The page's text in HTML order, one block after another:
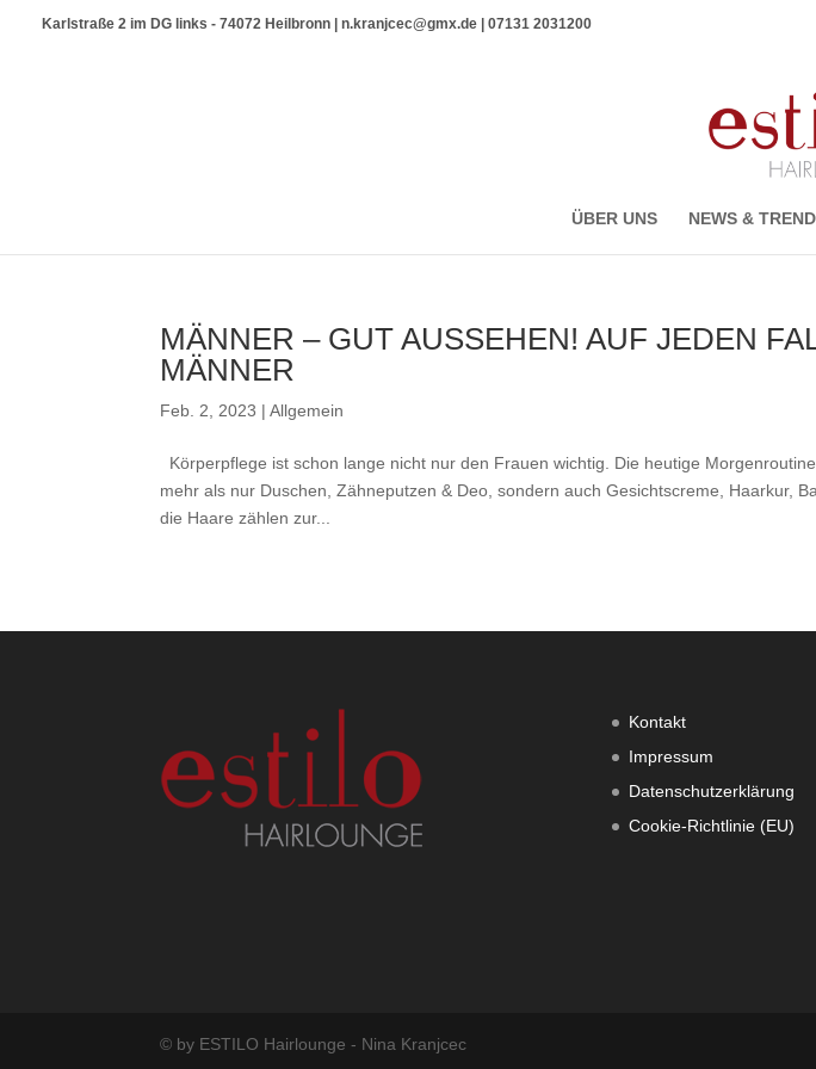
Karlstraße 2 im DG links - 74072 Heilbronn | n.kranjcec@gmx.de | 07131 2031200
ÜBER UNS NEWS &
MÄNNER – GUT AUSSEHEN! AUF JEDEN
MÄNNER
Feb. 2, 2023 |Allgemein
Körperpflege ist schon lange nicht nur den Frauen wichtig. Die heutige
mehr als nur Duschen, Zähneputzen & Deo, sondern auch Gesichtscreme, Haarkur,
die Haare zählen zur...
Kontakt
Impressum
Datenschutzerklärung
Cookie-Richtlinie (EU)
© by ESTILO Hairlounge - Nina Kranjcec